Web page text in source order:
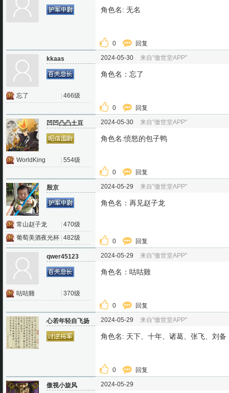
角色名: 无名
0 回复
kkaas
忘了 466级
2024-05-30 来自"傲世堂APP"
角色名：忘了
0 回复
凹凹凸凸土豆
WorldKing 554级
2024-05-30 来自"傲世堂APP"
角色名:愤怒的包子鸭
0 回复
殷京
常山赵子龙
470级
葡萄美酒夜光杯 482级
2024-05-29 来自"傲世堂APP"
角色名：再见赵子龙
0 回复
qwer45123
咕咕雞 370级
2024-05-29 来自"傲世堂APP"
角色名：咕咕雞
0 回复
心若年轻自飞扬 2024-05-29 来自"傲世堂APP"
角色名: 天下、十年、诸葛、张飞、刘备
0 回复
傲视小旋风 2024-05-29